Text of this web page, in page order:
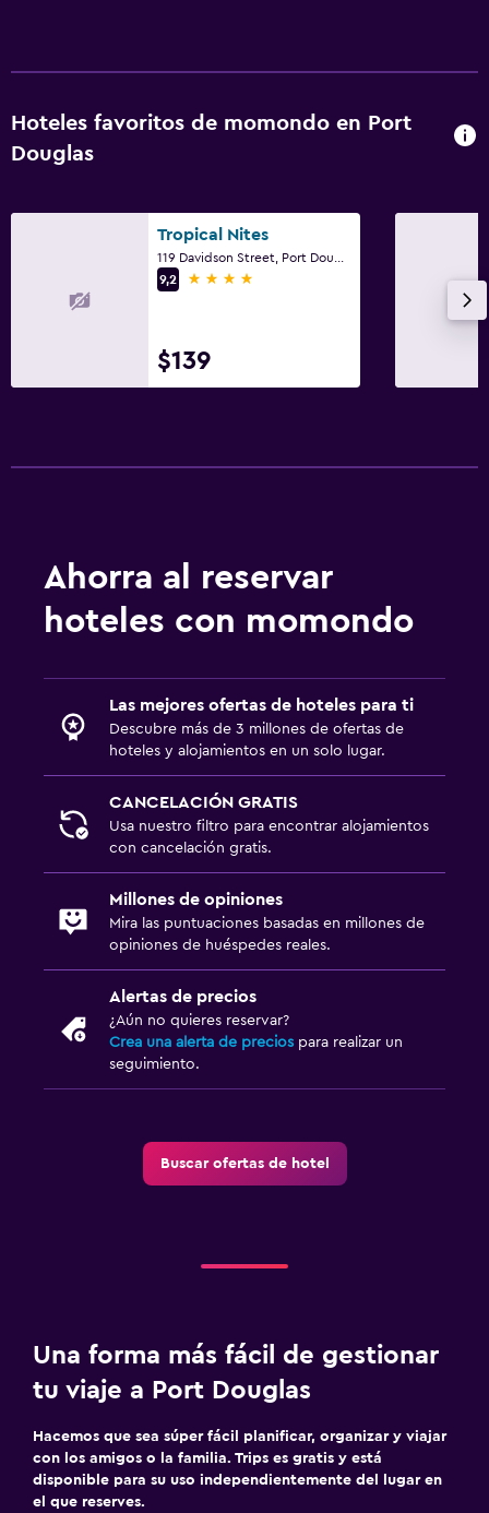
Hoteles favoritos de momondo en Port
Douglas
Tropical Nites
9,2
4 estrellas
$139
Ahorra al reservar
hoteles con momondo
Las mejores ofertas de hoteles para ti
Descubre más de 3 millones de ofertas de
hoteles y alojamientos en un solo lugar.
CANCELACIÓN GRATIS
Usa nuestro filtro para encontrar alojamientos
con cancelación gratis.
Millones de opiniones
Mira las puntuaciones basadas en millones de
opiniones de huéspedes reales.
Alertas de precios
¿Aún no quieres reservar?
Crea una alerta de precios para realizar un
seguimiento.
Buscar ofertas de hotel
Una forma más fácil de gestionar
tu viaje a Port Douglas
Hacemos que sea súper fácil planificar, organizar y viajar
con los amigos o la familia. Trips es gratis y está
disponible para su uso independientemente del lugar en
el que reserves.